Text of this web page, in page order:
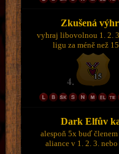
Zkušená
vyhraj libovolnou 1. 2.
ligu za méně než
Dark Elfův
alespoň 5x buď
aliance v 1. 2. 3.